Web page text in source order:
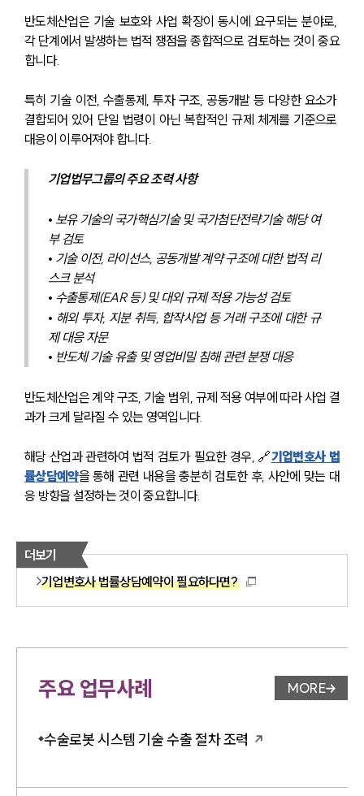
반도체산업은 기술 보호와 사업 확장이 동시에 요구되는 분야로,
각 단계에서 발생하는 법적 쟁점을 종합적으로 검토하는 것이 중요
합니다.
특히 기술 이전, 수출통제, 투자 구조, 공동개발 등 다양한 요소가
결합되어 있어 단일 법령이 아닌 복합적인 규제 체계를 기준으로
대응이 이루어져야 합니다.
기업법무그룹의 주요 조력 사항
• 보유 기술의 국가핵심기술 및 국가첨단전략기술 해당 여
부 검토
• 기술 이전, 라이선스, 공동개발 계약 구조에 대한 법적 리
스크 분석
• 수출통제(EAR 등) 및 대외 규제 적용 가능성 검토
• 해외 투자, 지분 취득, 합작사업 등 거래 구조에 대한 규
제 대응 자문
• 반도체 기술 유출 및 영업비밀 침해 관련 분쟁 대응
반도체산업은 계약 구조, 기술 범위, 규제 적용 여부에 따라 사업 결
과가 크게 달라질 수 있는 영역입니다.
해당 산업과 관련하여 법적 검토가 필요한 경우, 🔗기업변호사 법
률상담예약을 통해 관련 내용을 충분히 검토한 후, 사안에 맞는 대
응 방향을 설정하는 것이 중요합니다.
더보기
기업변호사 법률상담예약이 필요하다면?
주요 업무사례 업무사례
MORE
수술로봇 시스템 기술 수출 절차 조력